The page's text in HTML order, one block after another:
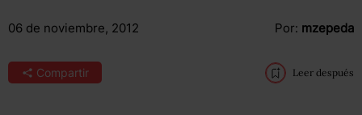
06 de noviembre, 2012 Por: mzepeda
Compartir Leer después